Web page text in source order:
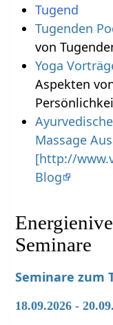
Tugend
Tugenden
von
Yoga
Aspekten
Massage
[http://
Blog
Seminare
Seminare zum
18.09.2026 -